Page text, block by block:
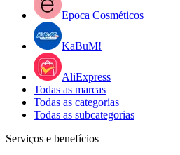
Epoca Cosméticos
KaBuM!
AliExpress
Todas as marcas
Todas as categorias
Todas as subcategorias
Serviços e benefícios